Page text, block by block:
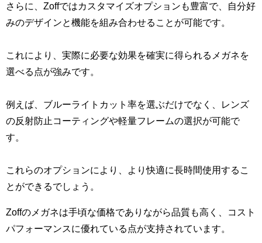
さらに、Zoffではカスタマイズオプションも豊富で、自分好
みのデザインと機能を組み合わせることが可能です。
これにより、実際に必要な効果を確実に得られるメガネを
選べる点が強みです。
例えば、ブルーライトカット率を選ぶだけでなく、レンズ
の反射防止コーティングや軽量フレームの選択が可能で
す。
これらのオプションにより、より快適に長時間使用するこ
とができるでしょう。
Zoffのメガネは手頃な価格でありながら品質も高く、コスト
パフォーマンスに優れている点が支持されています。